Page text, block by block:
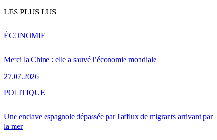
LES PLUS LUS
Merci la Chine : elle a sauvé l’économie mondiale
27.07.2026
ÉCONOMIE
Une enclave espagnole dépassée par l'afflux de migrants arrivant par
la mer
POLITIQUE